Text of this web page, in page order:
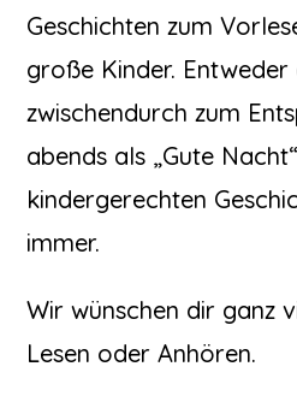
Geschichten zum
große Kinder. Entweder
zwischendurch zum
abends als „Gute
kindergerechten
immer.
Wir wünschen dir ganz
Lesen oder Anhören.